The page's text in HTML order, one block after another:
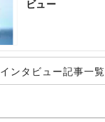
ビュー
インタビュー記事一覧